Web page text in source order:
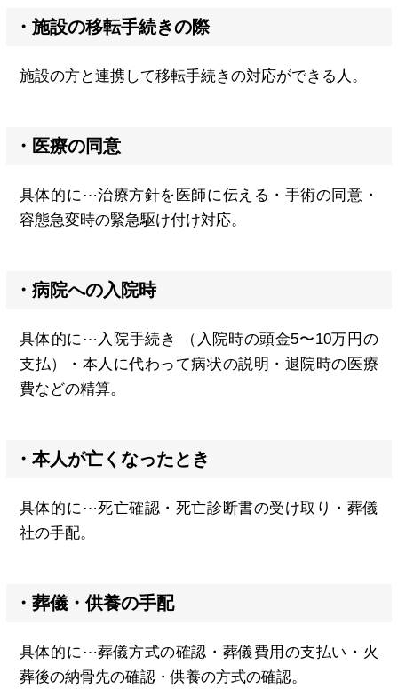
・施設の移転手続きの際
施設の方と連携して移転手続きの対応ができる人。
・医療の同意
具体的に⋯治療方針を医師に伝える・手術の同意・
容態急変時の緊急駆け付け対応。
・病院への入院時
具体的に⋯入院手続き （入院時の頭金5〜10万円の
支払）・本人に代わって病状の説明・退院時の医療
費などの精算。
・本人が亡くなったとき
具体的に⋯死亡確認・死亡診断書の受け取り・葬儀
社の手配。
・葬儀・供養の手配
具体的に⋯葬儀方式の確認・葬儀費用の支払い・火
葬後の納骨先の確認・供養の方式の確認。